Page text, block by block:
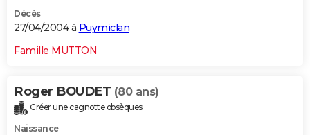
Décès
27/04/2004 à Puymiclan
Famille MUTTON
Roger BOUDET (80 ans)
Créer une cagnotte obsèques
Naissance